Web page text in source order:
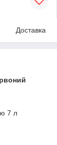
Доставка
7 л